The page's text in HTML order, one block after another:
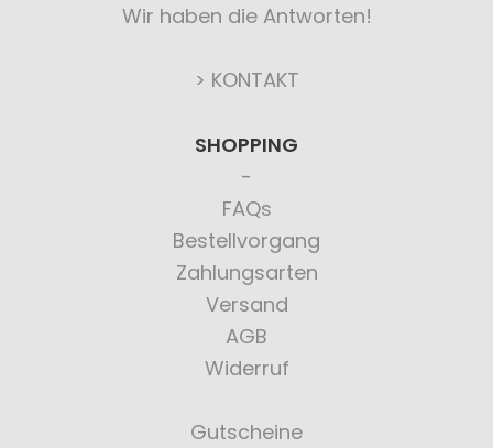
Wir haben die Antworten!
> KONTAKT
SHOPPING
FAQs
Bestellvorgang
Zahlungsarten
Versand
AGB
Widerruf
Gutscheine